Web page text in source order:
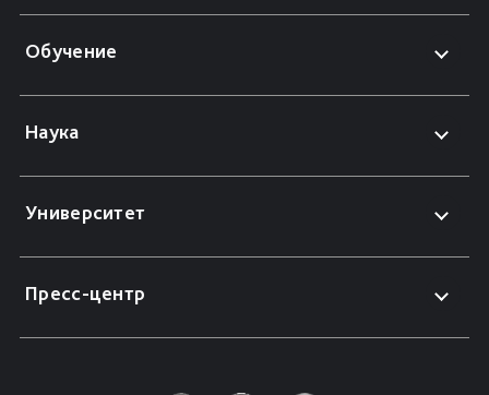
Обучение
Наука
Университет
Пресс-центр